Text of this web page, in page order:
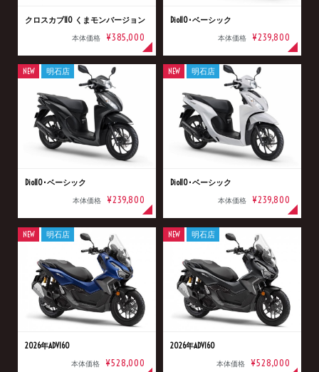
クロスカブ110 くまモンバージョン
本体価格 ¥385,000
Dio110･ベーシック
本体価格 ¥239,800
Dio110･ベーシック
本体価格 ¥239,800
NEW 明石店
Dio110･ベーシック
本体価格 ¥239,800
NEW 明石店
2026年ADV160
本体価格 ¥528,000
NEW 明石店
2026年ADV160
本体価格 ¥528,000
NEW 明石店